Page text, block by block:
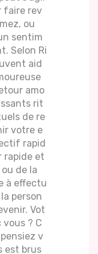
faire rev
ou
sentim
Selon Ri
aid
amo
rit
de re
votre e
rapid
rapide et
de la
à effectu
person
Vot
? C
v
est brus